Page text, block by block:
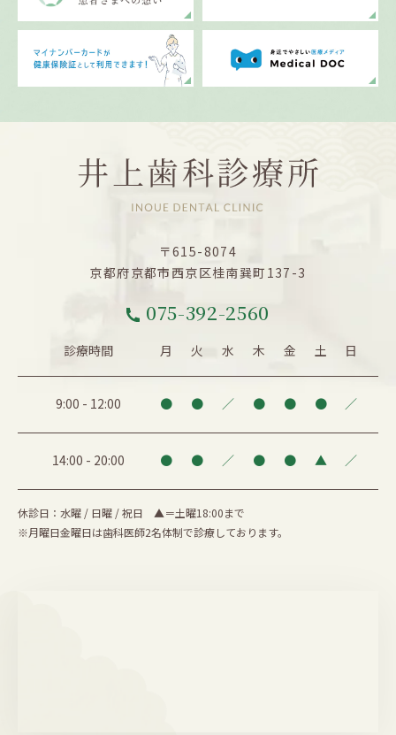
〒615-8074
京都府京都市西京区桂南巽町137-3
075-392-2560
診療時間 月 火 水 木 金 土 日
9:00 - 12:00 ● ● ／ ● ● ● ／
14:00 - 20:00 ● ● ／ ● ● ▲ ／
休診日：水曜 / 日曜 / 祝日 ▲＝土曜18:00まで
※月曜日金曜日は歯科医師2名体制で診療しております。